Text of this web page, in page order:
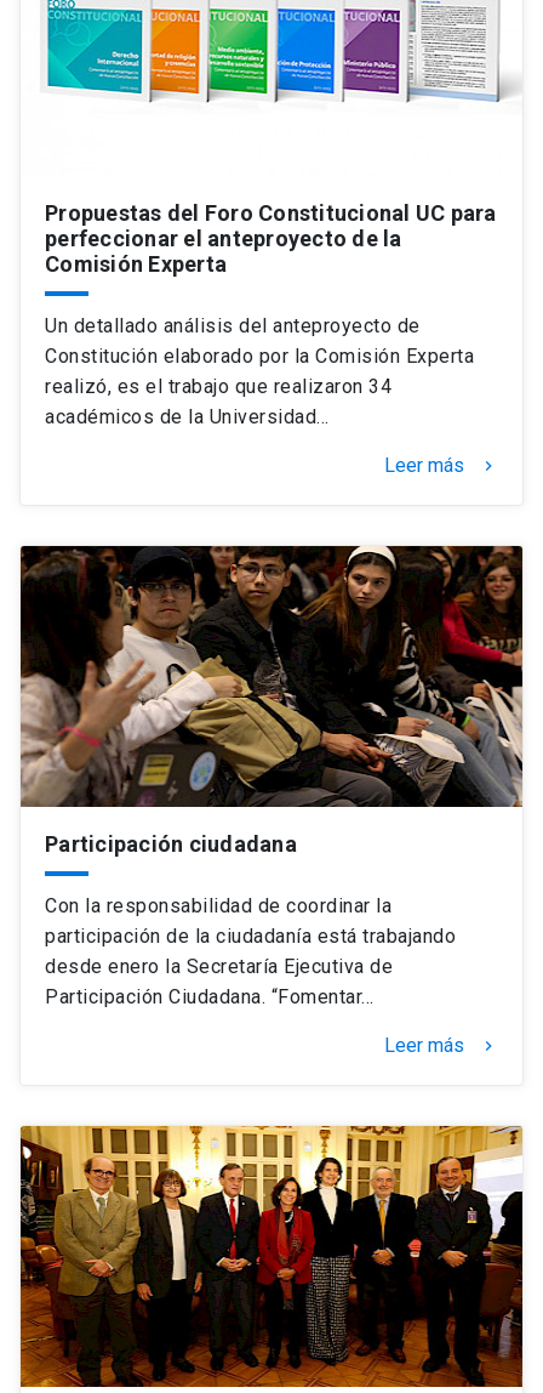
Propuestas del Foro Constitucional UC para
perfeccionar el anteproyecto de la
Comisión Experta
Un detallado análisis del anteproyecto de
Constitución elaborado por la Comisión Experta
realizó, es el trabajo que realizaron 34
académicos de la Universidad…
Leer más keyboard_arrow_right
Participación ciudadana
Con la responsabilidad de coordinar la
participación de la ciudadanía está trabajando
desde enero la Secretaría Ejecutiva de
Participación Ciudadana. “Fomentar…
Leer más keyboard_arrow_right